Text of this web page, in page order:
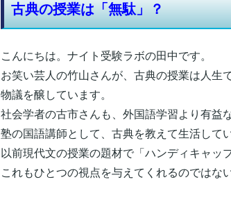
古典の授業は「無駄」？
こんにちは。ナイト受験ラボの田中です。
お笑い芸人の竹山さんが、古典の授業は人生
物議を醸しています。
社会学者の古市さんも、外国語学習より有益
塾の国語講師として、古典を教えて生活して
以前現代文の授業の題材で「ハンディキャッ
これもひとつの視点を与えてくれるのではな